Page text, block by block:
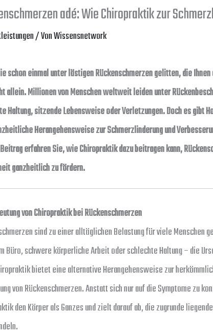
adé: Wie Chiropraktik zur
/ VonWissensnetwork
schon einmal unter lästigen Rückenschmerzen gelitten, die
allein. Millionen von Menschen weltweit leiden unter
Haltung, sitzende Lebensweise oder Verletzungen. Doch es gibt
Herangehensweise zur Schmerzlinderung und
erfahren Sie, wie Chiropraktik dazu beitragen kann,
ganzheitlich zu fördern.
von Chiropraktik bei Rückenschmerzen
sind zu einer alltäglichen Belastung für viele Menschen
Büro, schwere körperliche Arbeit oder schlechte Haltung – die
bietet eine alternative Herangehensweise zur
von Rückenschmerzen. Anstatt sich nur auf die Symptome zu
den Körper als Ganzes und zielt darauf ab, die zugrunde